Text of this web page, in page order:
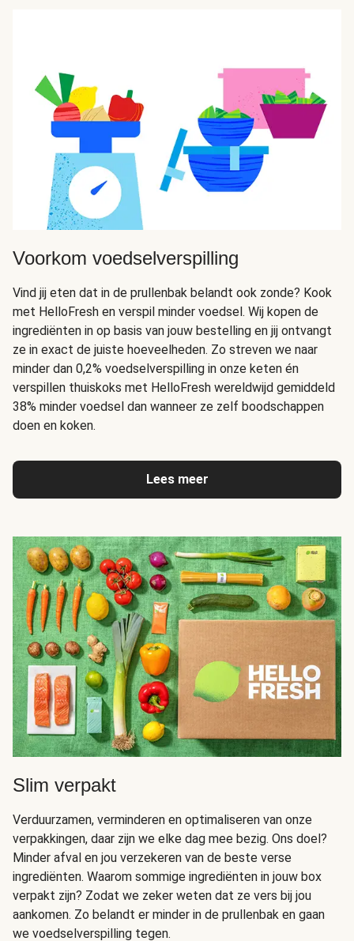
Voorkom voedselverspilling
Vind jij eten dat in de prullenbak belandt ook zonde? Kook
met HelloFresh en verspil minder voedsel. Wij kopen de
ingrediënten in op basis van jouw bestelling en jij ontvangt
ze in exact de juiste hoeveelheden. Zo streven we naar
minder dan 0,2% voedselverspilling in onze keten én
verspillen thuiskoks met HelloFresh wereldwijd gemiddeld
38% minder voedsel dan wanneer ze zelf boodschappen
doen en koken.
Lees meer
Slim verpakt
Verduurzamen, verminderen en optimaliseren van onze
verpakkingen, daar zijn we elke dag mee bezig. Ons doel?
Minder afval en jou verzekeren van de beste verse
ingrediënten. Waarom sommige ingrediënten in jouw box
verpakt zijn? Zodat we zeker weten dat ze vers bij jou
aankomen. Zo belandt er minder in de prullenbak en gaan
we voedselverspilling tegen.